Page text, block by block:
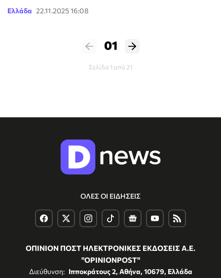
Ελλάδα 22.11.2025 16:08
01
Σελίδα 1 από 21
ΟΛΕΣ ΟΙ ΕΙΔΗΣΕΙΣ
ΟΠΙΝΙΟΝ ΠΟΣΤ ΗΛΕΚΤΡΟΝΙΚΕΣ ΕΚΔΟΣΕΙΣ Α.Ε.
"OPINIONPOST"
Διεύθυνση: Ιπποκράτους 2, Αθήνα, 10679, Ελλάδα